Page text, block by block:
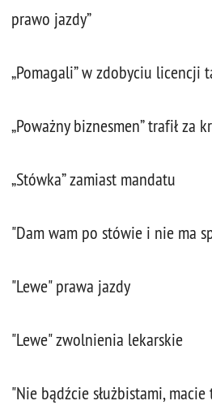
prawo jazdy”
„Pomagali” w zdobyciu licencji
„Poważny biznesmen” trafił za
„Stówka” zamiast mandatu
"Dam wam po stówie i nie ma
"Lewe" prawa jazdy
"Lewe" zwolnienia lekarskie
"Nie bądźcie służbistami,